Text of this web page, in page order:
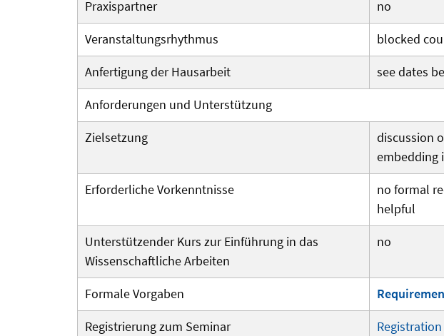
Praxispartner
no
Veranstaltungs­rhythmus
blocked
Anfertigung der Hausarbeit
see dates
Anforderungen und Unterstützung
Zielsetzung
discussion
embedding
Erforderliche Vorkenntnisse
no formal
helpful
Unterstützender Kurs zur Einführung in das
Wissenschaftliche Arbeiten
no
Formale Vorgaben
Registrierung zum Seminar